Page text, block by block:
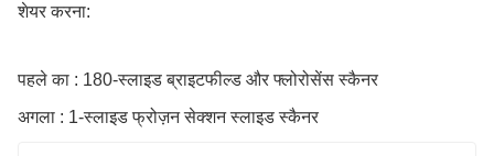
शेयर करना:
पहले का : 180-स्लाइड ब्राइटफील्ड और फ्लोरोसेंस स्कैनर
अगला : 1-स्लाइड फ्रोज़न सेक्शन स्लाइड स्कैनर